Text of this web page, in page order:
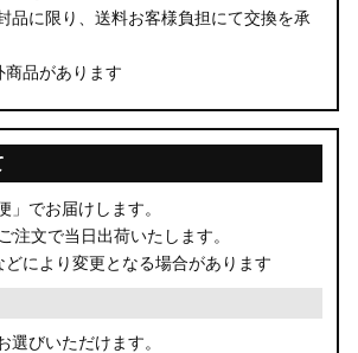
品に限り、送料お客様負担にて交換を承
品があります
」でお届けします。
注文で当日出荷いたします。
により変更となる場合があります
選びいただけます。